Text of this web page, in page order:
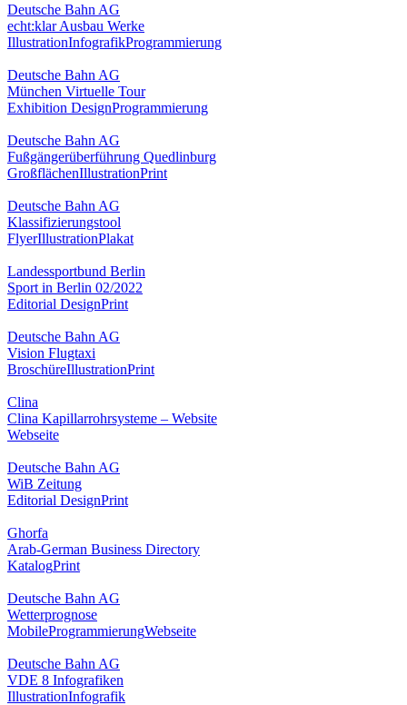
Deutsche Bahn AG
echt:klar Ausbau Werke
IllustrationInfografikProgrammierung
Deutsche Bahn AG
München Virtuelle Tour
Exhibition DesignProgrammierung
Deutsche Bahn AG
Fußgängerüberführung Quedlinburg
GroßflächenIllustrationPrint
Deutsche Bahn AG
Klassifizierungstool
FlyerIllustrationPlakat
Landessportbund Berlin
Sport in Berlin 02/2022
Editorial DesignPrint
Deutsche Bahn AG
Vision Flugtaxi
BroschüreIllustrationPrint
Clina
Clina Kapillarrohrsysteme – Website
Webseite
Deutsche Bahn AG
WiB Zeitung
Editorial DesignPrint
Ghorfa
Arab-German Business Directory
KatalogPrint
Deutsche Bahn AG
Wetterprognose
MobileProgrammierungWebseite
Deutsche Bahn AG
VDE 8 Infografiken
IllustrationInfografik